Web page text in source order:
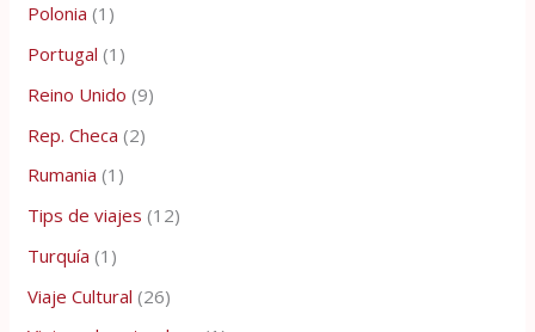
Polonia (1)
Portugal (1)
Reino Unido (9)
Rep. Checa (2)
Rumania (1)
Tips de viajes (12)
Turquía (1)
Viaje Cultural (26)